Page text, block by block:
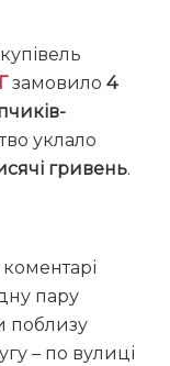
замовило 4
уклало
гривень.
коментарі
пару
поблизу
– по вулиці